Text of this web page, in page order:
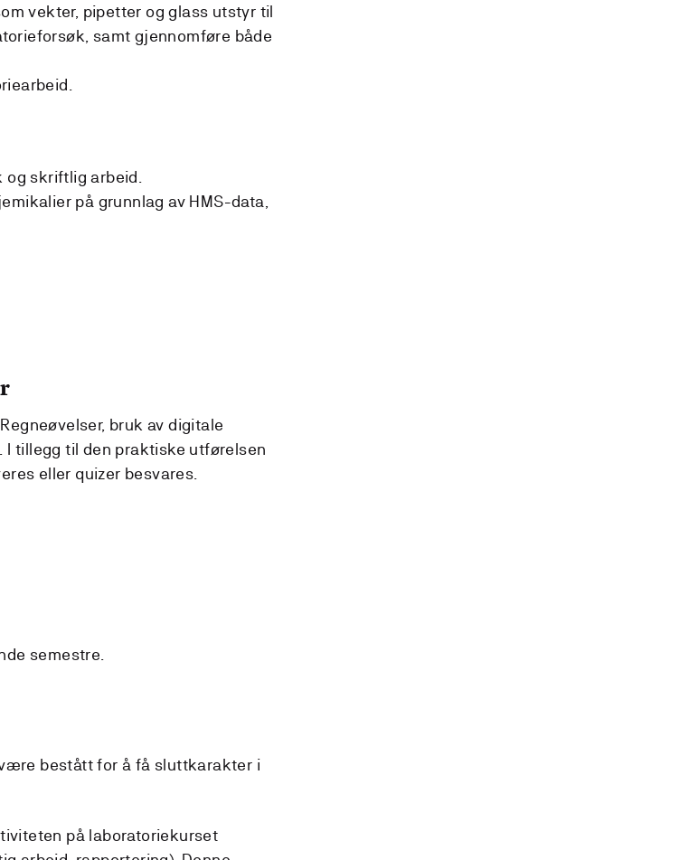
vekter, pipetter og glass utstyr til
samt gjennomføre både
skriftlig arbeid.
på grunnlag av HMS-data,
bruk av digitale
tillegg til den praktiske utførelsen
eller quizer besvares.
semestre.
bestått for å få sluttkarakter i
på laboratoriekurset